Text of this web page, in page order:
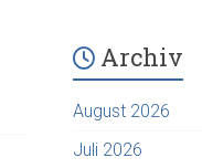
Archiv
August 2026
Juli 2026